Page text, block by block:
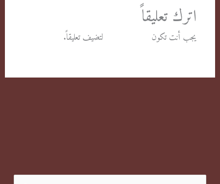
اترك تعليقاً
يجب أنت تكون لتضيف تعليقاً.